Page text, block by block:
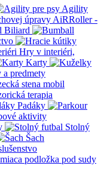
Agility
AiRRoller -
Biliard
Hry v interiéri,
Karty
a predmety
stena mobil
terapia
Padáky
aktivity
Stolný
Šach